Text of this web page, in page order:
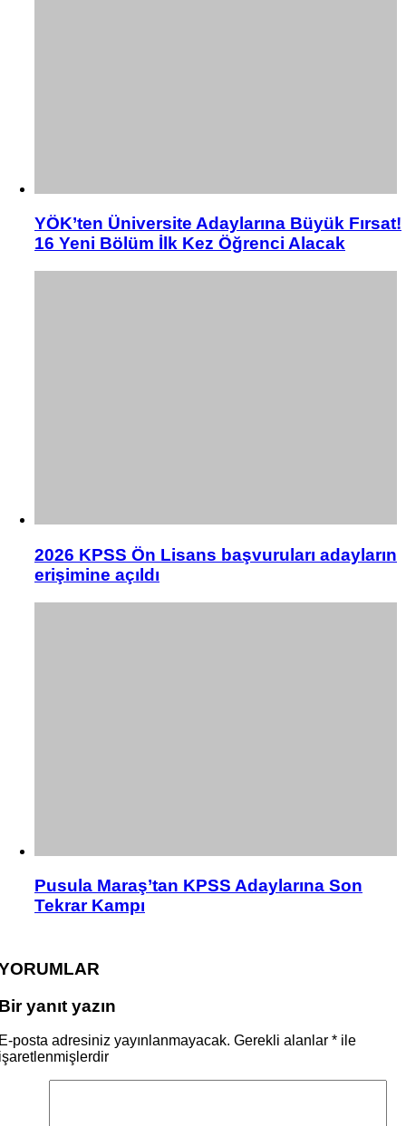
YÖK’ten Üniversite Adaylarına Büyük Fırsat!
16 Yeni Bölüm İlk Kez Öğrenci Alacak
2026 KPSS Ön Lisans başvuruları adayların
erişimine açıldı
Pusula Maraş’tan KPSS Adaylarına Son
Tekrar Kampı
yanıt yazın
posta adresiniz yayınlanmayacak. Gerekli alanlar * ile